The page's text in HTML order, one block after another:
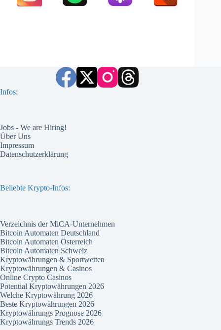
Infos:
Jobs - We are Hiring!
Über Uns
Impressum
Datenschutzerklärung
Beliebte Krypto-Infos:
Verzeichnis der MiCA-Unternehmen
Bitcoin Automaten Deutschland
Bitcoin Automaten Österreich
Bitcoin Automaten Schweiz
Kryptowährungen & Sportwetten
Kryptowährungen & Casinos
Online Crypto Casinos
Potential Kryptowährungen 2026
Welche Kryptowährung 2026
Beste Kryptowährungen 2026
Kryptowährungs Prognose 2026
Kryptowährungs Trends 2026